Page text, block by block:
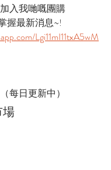
入我哋嘅團購
握最新消息~!
Lgi11mI11txA5wM
每日更新中）
場